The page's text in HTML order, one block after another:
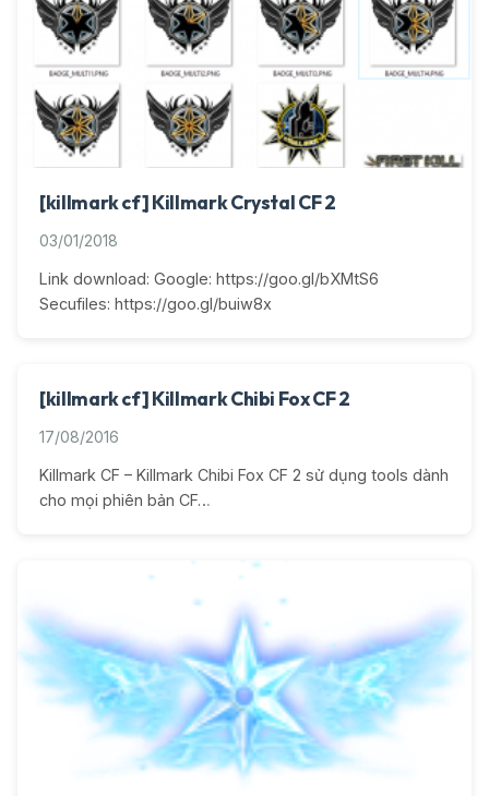
[killmark cf] Killmark Crystal CF 2
03/01/2018
Link download: Google: https://goo.gl/bXMtS6
Secufiles: https://goo.gl/buiw8x
[killmark cf] Killmark Chibi Fox CF 2
17/08/2016
Killmark CF – Killmark Chibi Fox CF 2 sử dụng tools dành
cho mọi phiên bản CF…